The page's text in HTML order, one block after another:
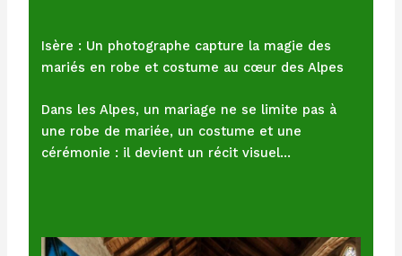
Isère : Un photographe capture la magie des
mariés en robe et costume au cœur des Alpes
Dans les Alpes, un mariage ne se limite pas à
une robe de mariée, un costume et une
cérémonie : il devient un récit visuel…